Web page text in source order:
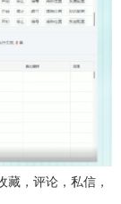
，评论，私信，